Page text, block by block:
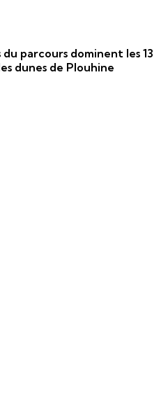
du parcours dominent les 13
dunes de Plouhine